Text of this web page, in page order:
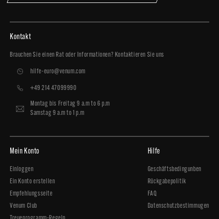
Kontakt
Brauchen Sie einen Rat oder Informationen? Kontaktieren Sie uns
hilfe-euro@venum.com
+49 214 47099990
Montag bis Freitag 9 a.m to 6 p.m
Samstag 9 a.m to 1 p.m
Mein Konto
Einloggen
Ein Konto erstellen
Empfehlungsseite
Venum Club
Hilfe
Geschäftsbedingunben
Rückgabepolitik
FAQ
Datenschutzbestimmugen